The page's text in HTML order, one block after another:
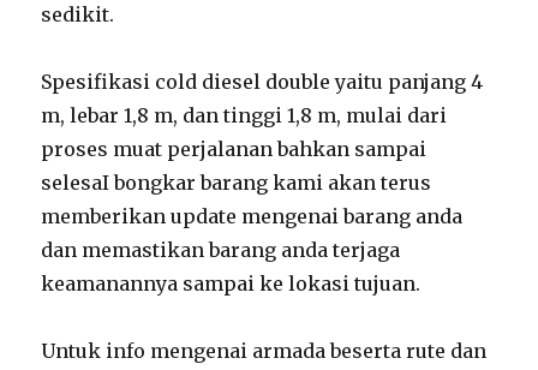
sedikit.
Spesifikasi cold diesel double yaitu panjang 4
m, lebar 1,8 m, dan tinggi 1,8 m, mulai dari
proses muat perjalanan bahkan sampai
selesaI bongkar barang kami akan terus
memberikan update mengenai barang anda
dan memastikan barang anda terjaga
keamanannya sampai ke lokasi tujuan.
Untuk info mengenai armada beserta rute dan